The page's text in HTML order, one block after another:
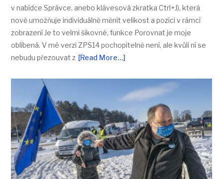
v nabídce Správce, anebo klávesová zkratka Ctrl+J), která
nově umožňuje individuálně měnit velikost a pozici v rámci
zobrazení Je to velmi šikovné, funkce Porovnat je moje
oblíbená. V mé verzi ZPS14 pochopitelně není, ale kvůli ní se
nebudu přezouvat z [Read More…]